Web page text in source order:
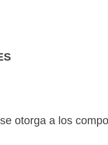
otorga a los